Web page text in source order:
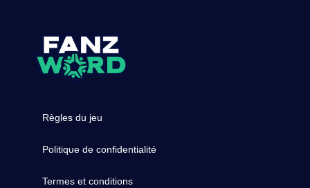
Règles du jeu
Politique de confidentialité
Termes et conditions